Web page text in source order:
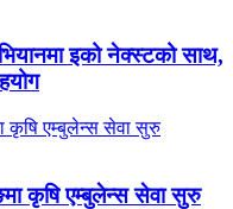
इको नेक्स्टको साथ,
कृषि एम्बुलेन्स सेवा सुरु